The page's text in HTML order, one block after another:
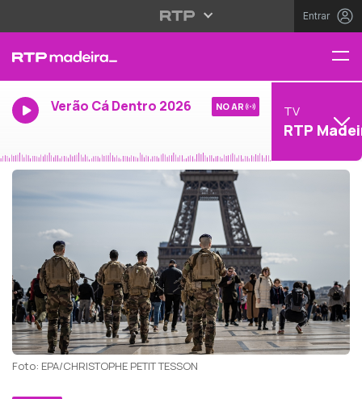
Entrar
Verão Cá Dentro 2026 NO AR TV
RTP
Foto: EPA/CHRISTOPHE PETIT TESSON